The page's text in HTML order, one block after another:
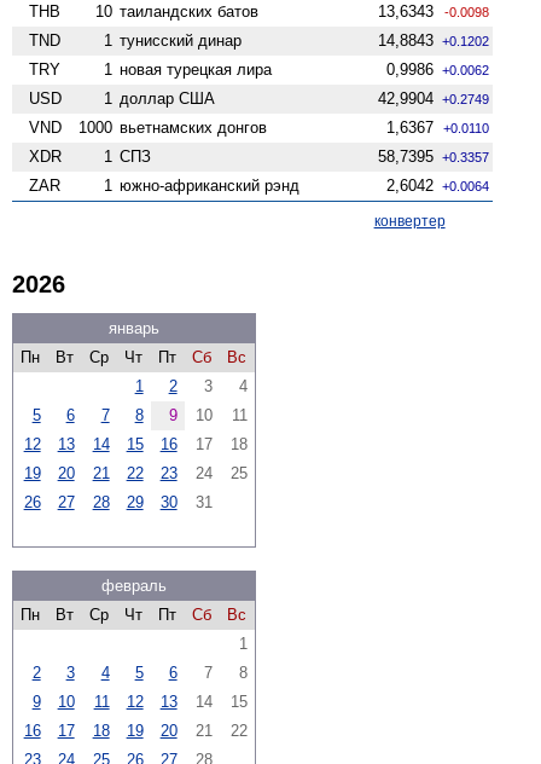
THB 10 таиландских батов 13,6343 -0.0098
TND 1 тунисский динар 14,8843 +0.1202
TRY 1 новая турецкая лира 0,9986 +0.0062
USD 1 доллар США 42,9904 +0.2749
VND 1000 вьетнамских донгов 1,6367 +0.0110
XDR 1 СПЗ 58,7395 +0.3357
ZAR 1 южно-африканский рэнд 2,6042 +0.0064
конвертер
2026
январь
Пн
Вт Ср Чт Пт Сб
Вс
1
2 3
4
5
6 7 8 9 10
11
12
13 14 15 16 17
18
19
20 21 22 23 24
25
26
27 28 29 30 31
февраль
Пн
Вт Ср Чт Пт Сб
Вс
1
2
3 4 5 6 7
8
9
10 11 12 13 14
15
16
17 18 19 20 21
22
23
24 25 26 27 28